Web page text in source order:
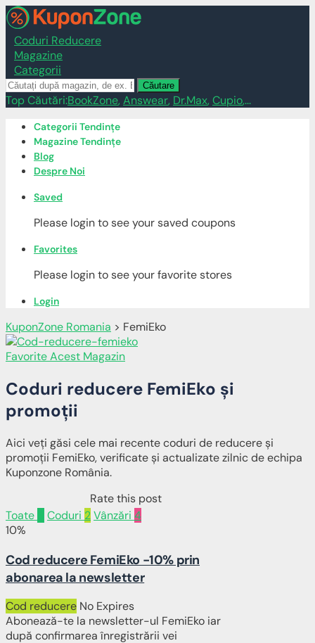
Coduri Reducere
Magazine
Categorii
Căutare
Top Căutări:BookZone, Answear, Dr.Max, Cupio,...
Skip
content
Categorii Tendințe
Magazine Tendințe
Blog
Despre Noi
Saved
Please login to see your saved coupons
Favorites
Please login to see your favorite stores
Login
KuponZone Romania > FemiEko
Favorite Acest Magazin
Coduri reducere FemiEko și
promoții
Aici veți găsi cele mai recente coduri de reducere și
promoții FemiEko, verificate și actualizate zilnic de echipa
Kuponzone România.
Rate this post
Toate
Coduri 2Vânzări 4
10%
Cod reducere FemiEko -10% prin
abonarea la newsletter
Cod reducere No Expires
Abonează-te la newsletter-ul FemiEko iar
după confirmarea înregistrării vei